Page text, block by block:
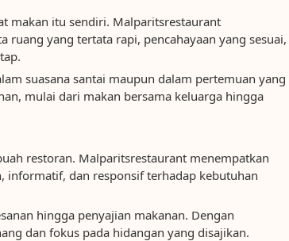
makan itu sendiri. Malparitsrestaurant
ruang yang tertata rapi, pencahayaan yang sesuai,
suasana santai maupun dalam pertemuan yang
mulai dari makan bersama keluarga hingga
restoran. Malparitsrestaurant menempatkan
informatif, dan responsif terhadap kebutuhan
hingga penyajian makanan. Dengan
dan fokus pada hidangan yang disajikan.